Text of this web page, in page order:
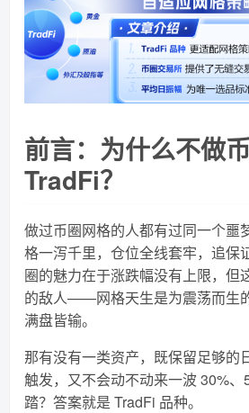
前言：为什么不做
TradFi？
做过币圈网格的人都有过同一个噩
格一泻千里，仓位全线套牢，追保
圈的魅力在于涨跌幅没有上限，但
的敌人——网格天生是为震荡而生
满盘皆输。
那有没有一类资产，既保留足够的
触发，又不会动不动来一波 30%
踏？答案就是 TradFi 品种。